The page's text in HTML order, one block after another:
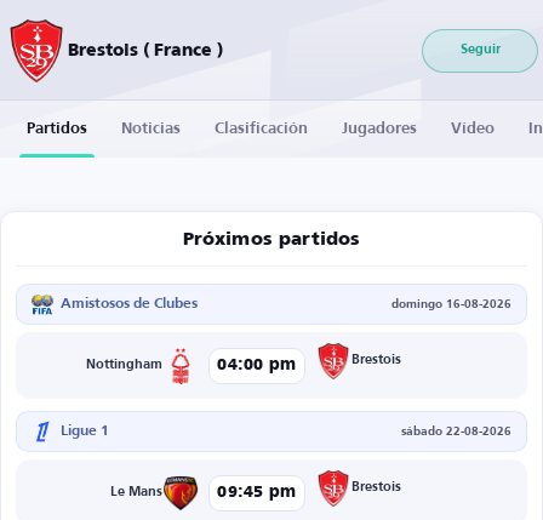
Brestois ( France ) Seguir
Partidos Noticias Clasificación Jugadores Vídeo
Próximos partidos
Amistosos de Clubes domingo 16-08-2026
Nottingham 04:00 pm Brestois
Ligue 1 sábado 22-08-2026
Le Mans 09:45 pm Brestois